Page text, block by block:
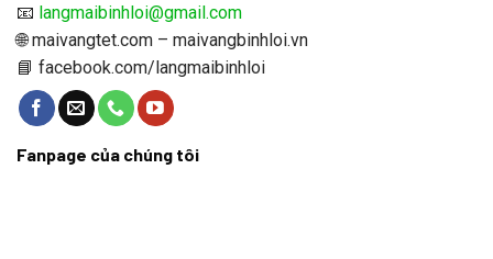
📧 langmaibinhloi@gmail.com
🌐 maivangtet.com – maivangbinhloi.vn
📘 facebook.com/langmaibinhloi
Fanpage của chúng tôi